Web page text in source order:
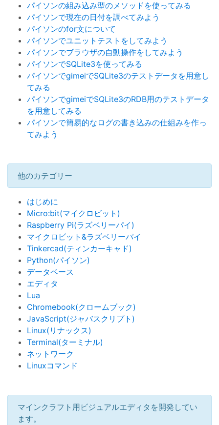
パイソンの組み込み型のメソッドを使ってみる
パイソンで現在の日付を調べてみよう
パイソンのfor文について
パイソンでユニットテストをしてみよう
パイソンでブラウザの自動操作をしてみよう
パイソンでSQLite3を使ってみる
パイソンでgimeiでSQLite3のテストデータを用意し
てみる
パイソンでgimeiでSQLite3のRDB用のテストデータ
を用意してみる
パイソンで簡易的なログの書き込みの仕組みを作っ
てみよう
他のカテゴリー
はじめに
Micro:bit(マイクロビット)
Raspberry Pi(ラズベリーパイ)
マイクロビット&ラズベリーパイ
Tinkercad(ティンカーキャド)
Python(パイソン)
データベース
エディタ
Lua
Chromebook(クロームブック)
JavaScript(ジャバスクリプト)
Linux(リナックス)
Terminal(ターミナル)
ネットワーク
Linuxコマンド
マインクラフト用ビジュアルエディタを開発してい
ます。